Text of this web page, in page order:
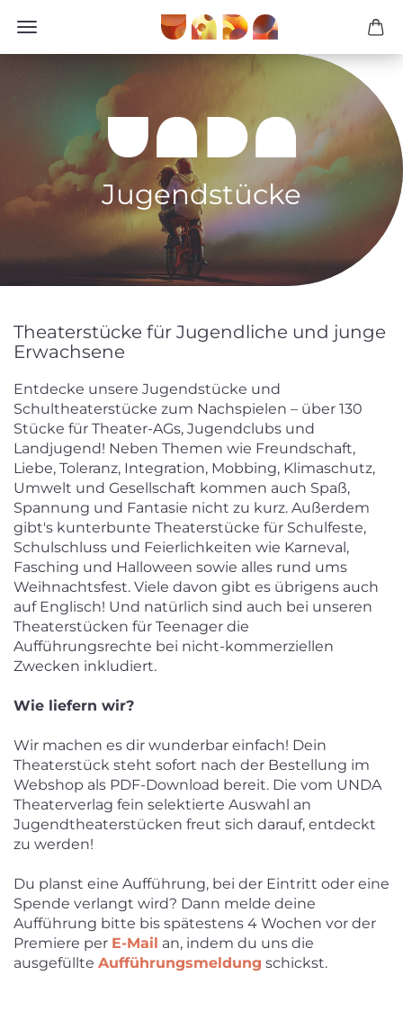
Jugendstücke
Theaterstücke für Jugendliche und junge
Erwachsene
Entdecke unsere Jugendstücke und
Schultheaterstücke zum Nachspielen – über 130
Stücke für Theater-AGs, Jugendclubs und
Landjugend! Neben Themen wie Freundschaft,
Liebe, Toleranz, Integration, Mobbing, Klimaschutz,
Umwelt und Gesellschaft kommen auch Spaß,
Spannung und Fantasie nicht zu kurz. Außerdem
gibt's kunterbunte Theaterstücke für Schulfeste,
Schulschluss und Feierlichkeiten wie Karneval,
Fasching und Halloween sowie alles rund ums
Weihnachtsfest. Viele davon gibt es übrigens auch
auf Englisch! Und natürlich sind auch bei unseren
Theaterstücken für Teenager die
Aufführungsrechte bei nicht-kommerziellen
Zwecken inkludiert.
Wie liefern wir?
Wir machen es dir wunderbar einfach! Dein
Theaterstück steht sofort nach der Bestellung im
Webshop als PDF-Download bereit. Die vom UNDA
Theaterverlag fein selektierte Auswahl an
Jugendtheaterstücken freut sich darauf, entdeckt
zu werden!
Du planst eine Aufführung, bei der Eintritt oder eine
Spende verlangt wird? Dann melde deine
Aufführung bitte bis spätestens 4 Wochen vor der
Premiere per E-Mail an, indem du uns die
ausgefüllte Aufführungsmeldung schickst.